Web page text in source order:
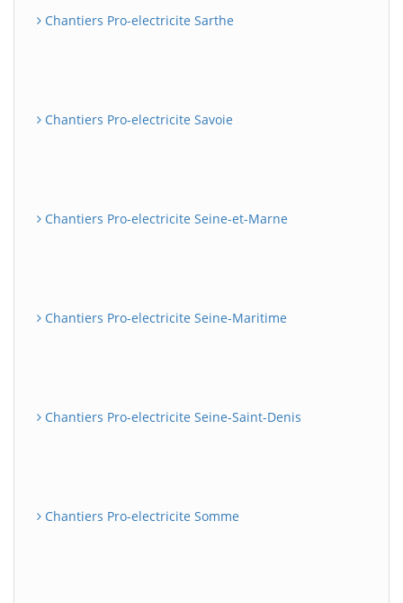
Chantiers Pro-electricite Sarthe
Chantiers Pro-electricite Savoie
Chantiers Pro-electricite Seine-et-Marne
Chantiers Pro-electricite Seine-Maritime
Chantiers Pro-electricite Seine-Saint-Denis
Chantiers Pro-electricite Somme